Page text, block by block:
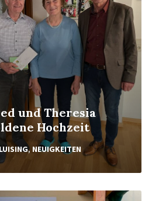
und Theresia
Hochzeit
, NEUIGKEITEN